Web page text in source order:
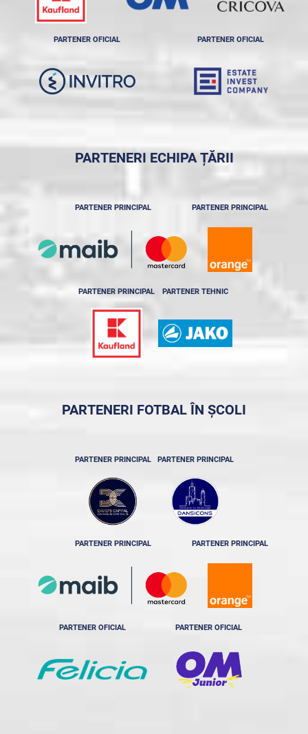
PARTENER OFICIAL PARTENER OFICIAL
PARTENERI ECHIPA ȚĂRII
PARTENER PRINCIPAL PARTENER PRINCIPAL
PARTENER PRINCIPAL PARTENER TEHNIC
PARTENERI FOTBAL ÎN ȘCOLI
PARTENER PRINCIPAL PARTENER PRINCIPAL
PARTENER PRINCIPAL PARTENER PRINCIPAL
PARTENER OFICIAL PARTENER OFICIAL